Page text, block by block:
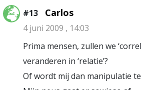
#13 Carlos
4 juni 2009 , 14:03
Prima mensen, zullen we
veranderen in ‘relatie’?
Of wordt mij dan manipulatie